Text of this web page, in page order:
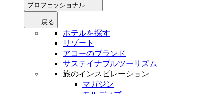
プロフェッショナル
戻る
ホテルを探す
リゾート
アコーのブランド
サステイナブルツーリズム
旅のインスピレーション
マガジン